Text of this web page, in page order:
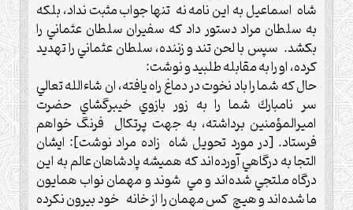
شاه اسماعيل به اين نامه نه تنها جواب مثبت نداد، بلكه
به سلطان مراد دستور داد كه سفيران سلطان عثماني را
بكشد.‌ سپس با لحن تند و زننده، سلطان عثماني را تهديد
كرده، او را به مقابله طلبيد و نوشت:‌
حال كه شما را باد نخوت در دماغ راه يافته، ان شاءالله تعالي
سر نامبارك شما را به زور بازوي خيبرگشاي حضرت
اميرالمؤمنين برداشته، به جهت پرتكال فرنگ خواهم
فرستاد. [در مورد تحويل شاه زاده مراد نوشت]: ايشان
التجا به درگاهي آورده‌اند كه هميشه پادشاهان عالم به اين
درگاه ملتجي شده‌اند و مي شوند و مهمان نواب همايون
ما شده‌اند و هيچ كس مهمان را از خانه خود بيرون نكرده